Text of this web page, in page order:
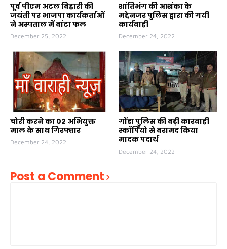
पूर्व पीएम अटल बिहारी की
जयंती पर भाजपा कार्यकर्ताओं
ने अस्पताल में बांटा फल
December 25, 2022
शांतिभंग की आशंका के
मद्देनजर पुलिस द्वारा की गयी
कार्यवाही
December 24, 2022
चोरी करने का 02 अभियुक्त
माल के साथ गिरफ्तार
December 24, 2022
गोंडा पुलिस की बड़ी कारवाही
स्कॉर्पियो से बरामद किया
मादक पदार्थ
December 24, 2022
Post a Comment